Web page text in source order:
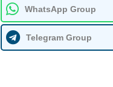
WhatsApp Group
Telegram Group